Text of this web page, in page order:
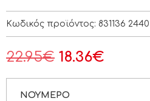
Κωδικός προϊόντος: 831136 2440
22.95€ 18.36€
ΝΟΥΜΕΡΟ